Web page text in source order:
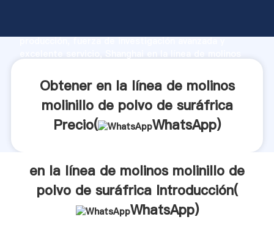
producción, fuerza de investigación avanzada y
valor y aporta valores a todos los clientes.
Obtener en la línea de molinos
molinillo de polvo de suráfrica
Precio(
WhatsApp)
en la línea de molinos molinillo de
polvo de suráfrica Introducción(
WhatsApp)